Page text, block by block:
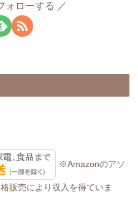
ォローする
※Amazonのアソ
販売により収入を得ていま